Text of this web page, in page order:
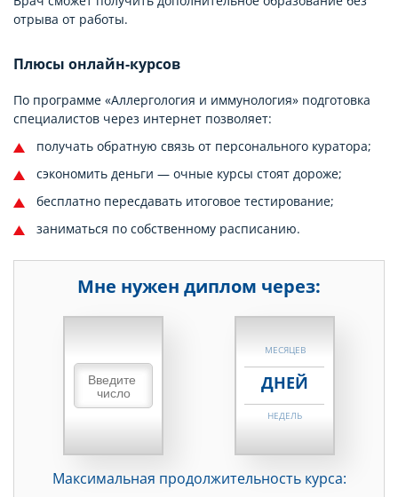
отрыва от работы.
Плюсы онлайн-курсов
По программе «Аллергология и иммунология» подготовка
специалистов через интернет позволяет:
получать обратную связь от персонального куратора;
сэкономить деньги — очные курсы стоят дороже;
бесплатно пересдавать итоговое тестирование;
заниматься по собственному расписанию.
Мне нужен диплом через:
НЕДЕЛЬ
МЕСЯЦЕВ
ДНЕЙ
НЕДЕЛЬ
ДНЕЙ
Максимальная продолжительность курса: